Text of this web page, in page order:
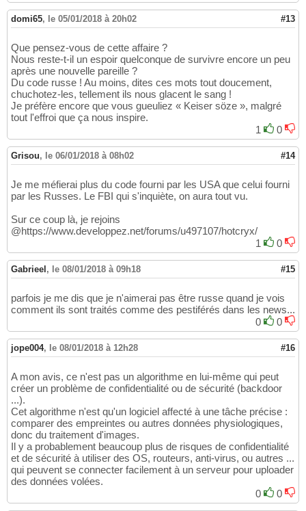
domi65, le 05/01/2018 à 20h02 #13
Que pensez-vous de cette affaire ?
Nous reste-t-il un espoir quelconque de survivre encore un peu
après une nouvelle pareille ?
Du code russe ! Au moins, dites ces mots tout doucement,
chuchotez-les, tellement ils nous glacent le sang !
Je préfère encore que vous gueuliez « Keiser söze », malgré
tout l'effroi que ça nous inspire.
1
0
Grisou, le 06/01/2018 à 08h02 #14
Je me méfierai plus du code fourni par les USA que celui fourni
par les Russes. Le FBI qui s'inquiète, on aura tout vu.
Sur ce coup là, je rejoins
@https://www.developpez.net/forums/u497107/hotcryx/
1
0
Gabrieel , le 08/01/2018 à 09h18 #15
parfois je me dis que je n'aimerai pas être russe quand je vois
comment ils sont traités comme des pestiférés dans les news...
0
0
jope004, le 08/01/2018 à 12h28 #16
A mon avis, ce n'est pas un algorithme en lui-même qui peut
créer un problème de confidentialité ou de sécurité (backdoor
...).
Cet algorithme n'est qu'un logiciel affecté à une tâche précise :
comparer des empreintes ou autres données physiologiques,
donc du traitement d'images.
Il y a probablement beaucoup plus de risques de confidentialité
et de sécurité à utiliser des OS, routeurs, anti-virus, ou autres ...
qui peuvent se connecter facilement à un serveur pour uploader
des données volées.
0
0